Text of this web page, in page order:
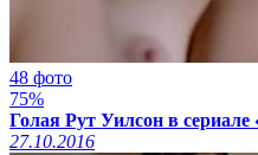
48 фото
75%
Голая Рут Уилсон в
27.10.2016